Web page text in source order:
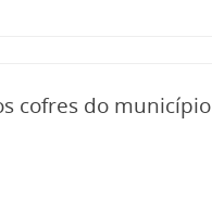
cofres do município